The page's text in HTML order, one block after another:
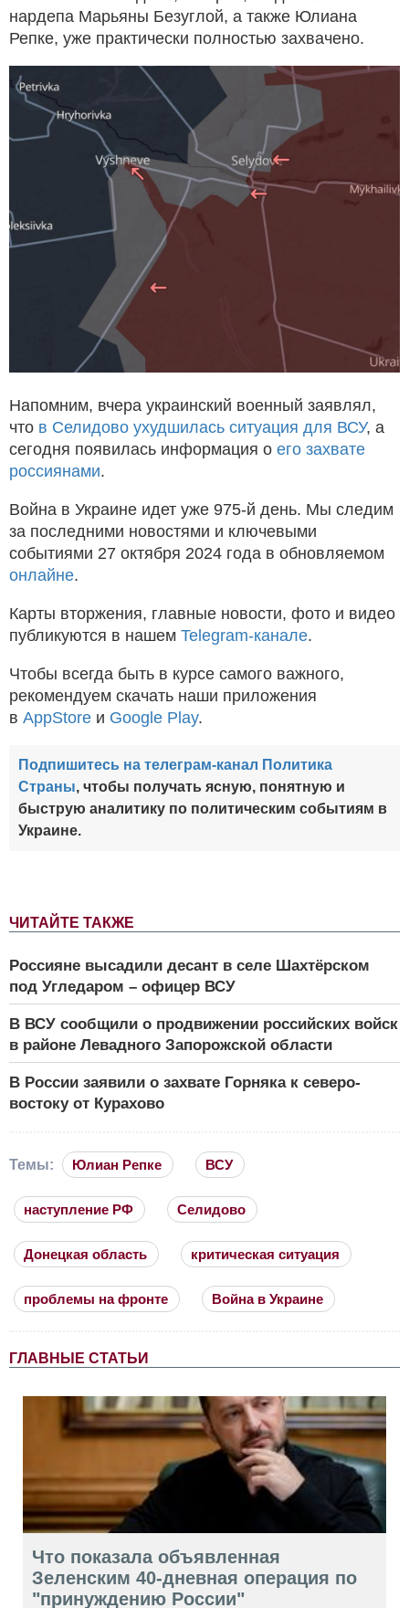
ЧИТАЙТЕ ТАКЖЕ
Россияне высадили десант в селе Шахтёрском
под Угледаром – офицер ВСУ
В ВСУ сообщили о продвижении российских войск
в районе Левадного Запорожской области
В России заявили о захвате Горняка к северо-
востоку от Курахово
нардепа Марьяны Безуглой, а также Юлиана
Репке, уже практически полностью захвачено.
Напомним, вчера украинский военный заявлял,
что в Селидово ухудшилась ситуация для ВСУ, а
сегодня появилась информация о его захвате
россиянами.
Война в Украине идет уже 975-й день. Мы следим
за последними новостями и ключевыми
событиями 27 октября 2024 года в обновляемом
онлайне.
Карты вторжения, главные новости, фото и видео
публикуются в нашем Telegram-канале.
Чтобы всегда быть в курсе самого важного,
рекомендуем скачать наши приложения
в AppStore и Google Play.
Подпишитесь на телеграм-канал Политика
Страны, чтобы получать ясную, понятную и
быструю аналитику по политическим событиям в
Украине.
Темы: Юлиан Репке ВСУ
наступление РФ Селидово
Донецкая область критическая ситуация
проблемы на фронте Война в Украине
ГЛАВНЫЕ СТАТЬИ
Что показала объявленная
Зеленским 40-дневная операция по
"принуждению России"